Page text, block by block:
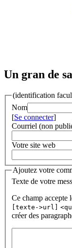
Un gran de
(identification
Nom
[Se connecter]
Courriel (non
Votre site web
Ajoutez votre
Texte de votre
Ce champ accepte
[texte->url]
créer des